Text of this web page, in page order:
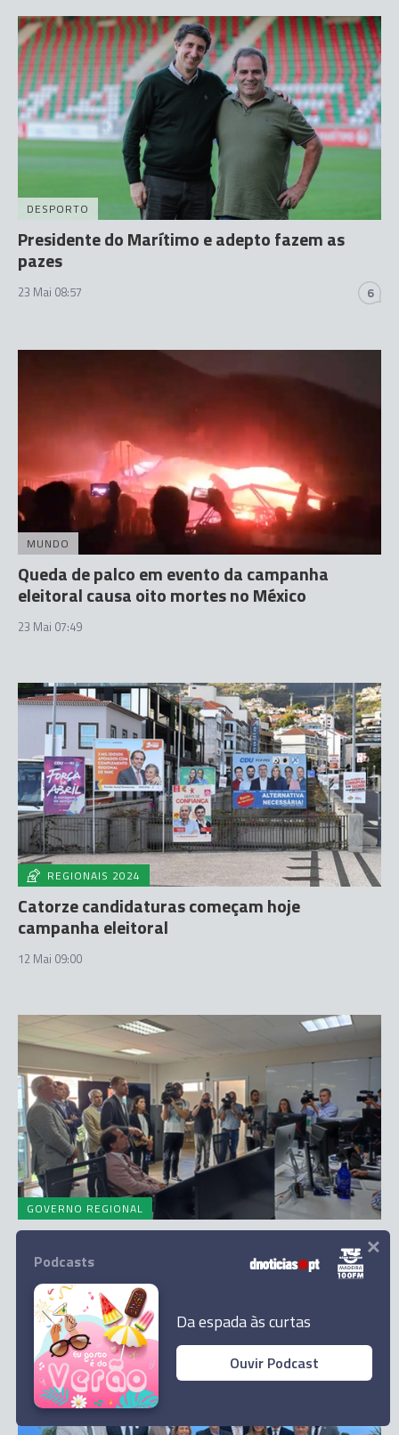
DESPORTO
Presidente do Marítimo e adepto fazem as
pazes
23 Mai 08:57 6
MUNDO
Queda de palco em evento da campanha
eleitoral causa oito mortes no México
23 Mai 07:49
REGIONAIS 2024
Catorze candidaturas começam hoje
campanha eleitoral
12 Mai 09:00
GOVERNO REGIONAL
Albuquerque nega a existência de
“manipulação eleitoral”
17 Mai 11:52
Podcasts
Da espada às curtas
Ouvir Podcast
×